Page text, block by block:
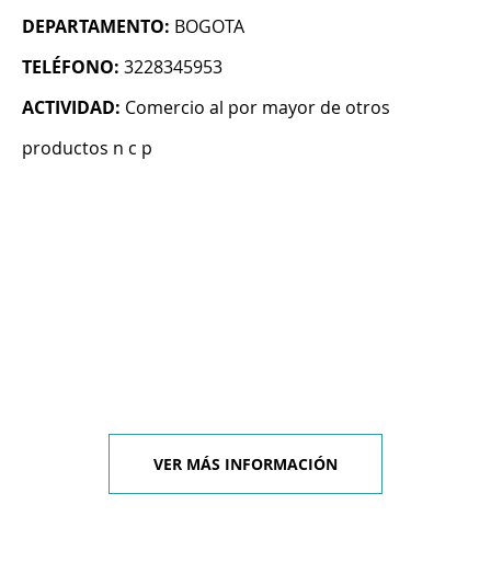
DEPARTAMENTO: BOGOTA
TELÉFONO: 3228345953
ACTIVIDAD: Comercio al por mayor de otros
productos n c p
VER MÁS INFORMACIÓN